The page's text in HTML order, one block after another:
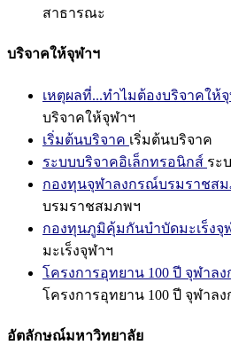
สาธารณะ
บริจาคให้จุฬาฯ
เหตุผลที่...ทำไมต้องบริจาคให้
บริจาคให้จุฬาฯ
เริ่มต้นบริจาค เริ่มต้นบริจาค
ระบบบริจาคอิเล็กทรอนิกส์ ระ
กองทุนจุฬาลงกรณ์บรมราชส
บรมราชสมภพฯ
กองทุนภูมิคุ้มกันบำบัดมะเร็งจุ
มะเร็งจุฬาฯ
โครงการอุทยาน 100 ปี จุฬาล
โครงการอุทยาน 100 ปี จุฬาล
อัตลักษณ์มหาวิทยาลัย